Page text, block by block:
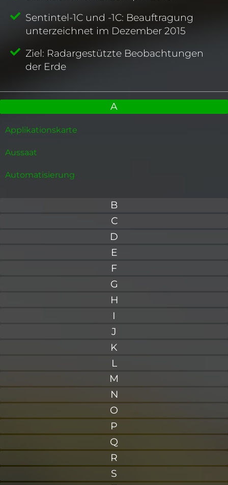
Sentintel-1C und -1C: Beauftragung
unterzeichnet im Dezember 2015
Ziel: Radargestützte Beobachtungen
der Erde
A
B
C
D
E
F
G
H
I
J
K
L
M
N
O
P
Q
R
S
Applikationskarte
Aussaat
Automatisierung